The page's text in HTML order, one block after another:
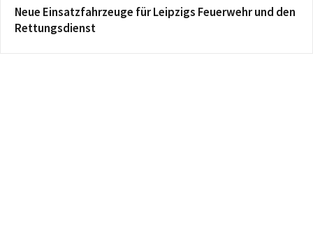
Neue Einsatzfahrzeuge für Leipzigs Feuerwehr und den
Rettungsdienst